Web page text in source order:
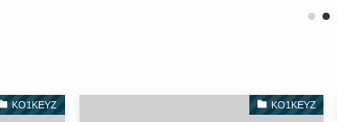
KO1KEYZ KO1KEYZ